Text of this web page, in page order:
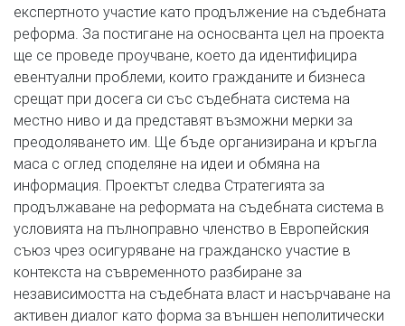
експертното участие като продължение на съдебната
реформа. За постигане на осносванта цел на проекта
ще се проведе проучване, което да идентифицира
евентуални проблеми, които гражданите и бизнеса
срещат при досега си със съдебната система на
местно ниво и да представят възможни мерки за
преодоляването им. Ще бъде организирана и кръгла
маса с оглед споделяне на идеи и обмяна на
информация. Проектът следва Стратегията за
продължаване на реформата на съдебната система в
условията на пълноправно членство в Европейския
съюз чрез осигуряване на гражданско участие в
контекста на съвременното разбиране за
независимостта на съдебната власт и насърчаване на
активен диалог като форма за външен неполитически